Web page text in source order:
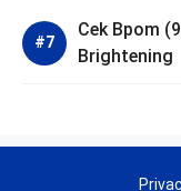
Cek Bpom
Brightening